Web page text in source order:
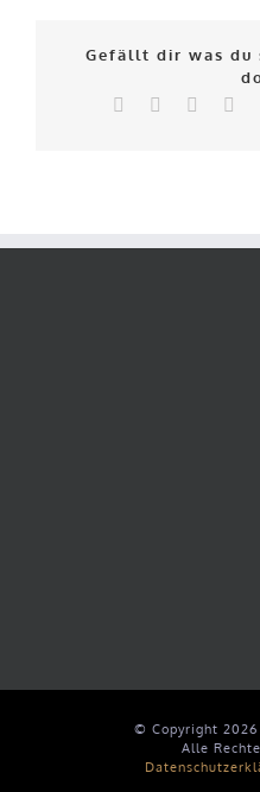
Gefällt dir was du
Facebook Reddit
© Copyright
Alle